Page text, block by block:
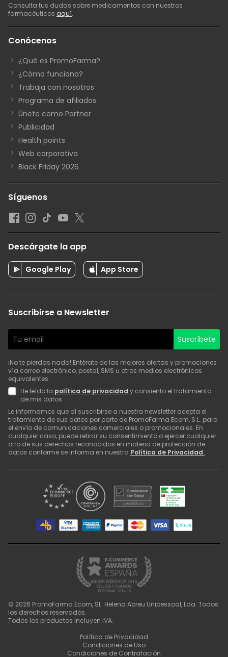
Consulta tus dudas sobre medicamentos con nuestros
farmacéuticos aquí.
Conócenos
¿Qué es PromoFarma?
¿Cómo funciona?
Trabaja con nosotros
Programa de afiliados
Únete como Partner
Publicidad
Health points
Web corporativa
Black Friday 2026
Síguenos
Descárgate la app
Google Play App Store
Suscribirse a Newsletter
Suscríbete
¡No te pierdas nada! Entérate de las mejores ofertas y promociones
vía correo electrónico, postal, SMS u otros medios electrónicos
equivalentes
He leído la política de privacidad y consiento el tratamiento
de mis datos
Le informamos que al suscribirse a nuestra newsletter acepta el
tratamiento de sus datos por parte de PromoFarma Ecom, S.L. para
el envío de comunicaciones comerciales o promocionales. En
cualquier caso, puede retirar su consentimiento o ejercer cualquier
otro de sus derechos reconocidos en materia de protección de
datos conforme se informa en nuestra Política de Privacidad .
© 2026 PromoFarma Ecom, SL. Helena Abreu Unipessoal, Lda. Todos
los derechos reservados.
Todos los productos incluyen IVA.
Política de Privacidad
Condiciones de Uso
Condiciones de Contratación